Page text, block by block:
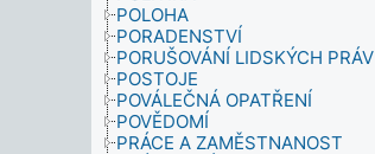
POLOHA
PORADENSTVÍ
PORUŠOVÁNÍ LIDSKÝCH PRÁV
POSTOJE
POVÁLEČNÁ OPATŘENÍ
POVĚDOMÍ
PRÁCE A ZAMĚSTNANOST